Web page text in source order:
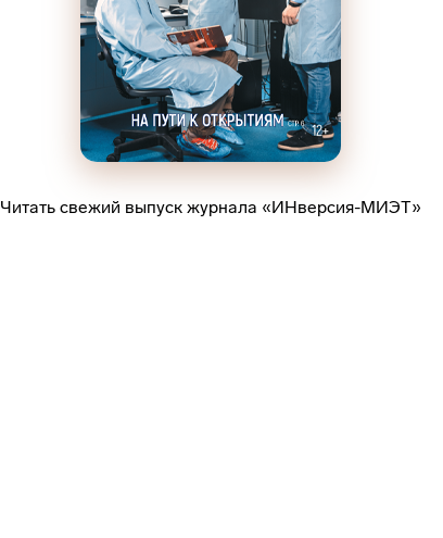
Читать свежий выпуск журнала «ИНверсия-МИЭТ»